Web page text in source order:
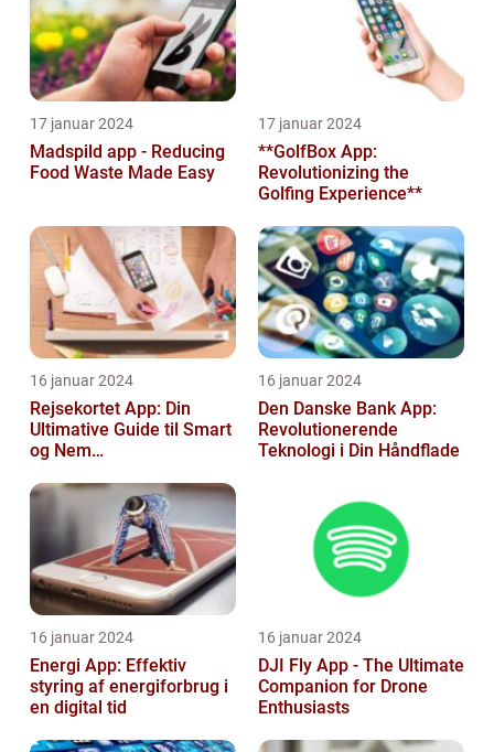
17 januar 2024
Madspild app - Reducing
Food Waste Made Easy
17 januar 2024
**GolfBox App:
Revolutionizing the
Golfing Experience**
16 januar 2024
Rejsekortet App: Din
Ultimative Guide til Smart
og Nem
16 januar 2024
Den Danske Bank App:
Revolutionerende
Teknologi i Din Håndflade
16 januar 2024
Energi App: Effektiv
styring af energiforbrug i
en digital tid
16 januar 2024
DJI Fly App - The Ultimate
Companion for Drone
Enthusiasts